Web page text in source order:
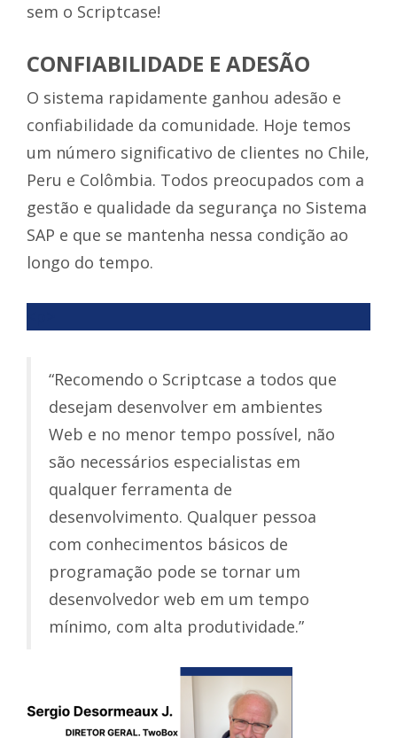
sem o Scriptcase!
CONFIABILIDADE E ADESÃO
O sistema rapidamente ganhou adesão e
confiabilidade da comunidade. Hoje temos
um número significativo de clientes no Chile,
Peru e Colômbia. Todos preocupados com a
gestão e qualidade da segurança no Sistema
SAP e que se mantenha nessa condição ao
longo do tempo.
“Recomendo o Scriptcase a todos que
desejam desenvolver em ambientes
Web e no menor tempo possível, não
são necessários especialistas em
qualquer ferramenta de
desenvolvimento. Qualquer pessoa
com conhecimentos básicos de
programação pode se tornar um
desenvolvedor web em um tempo
mínimo, com alta produtividade.”